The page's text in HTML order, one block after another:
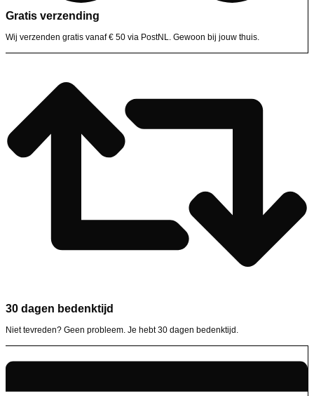
Gratis verzending
Wij verzenden gratis vanaf € 50 via PostNL. Gewoon bij jouw thuis.
30 dagen bedenktijd
Niet tevreden? Geen probleem. Je hebt 30 dagen bedenktijd.